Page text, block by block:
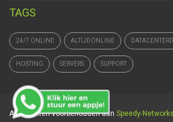
TAGS
24/7 ONLINE ALTIJDONLINE
HOSTING SERVERS SUPPORT
Alle rechten voorbehouden aan Speedy-Networks